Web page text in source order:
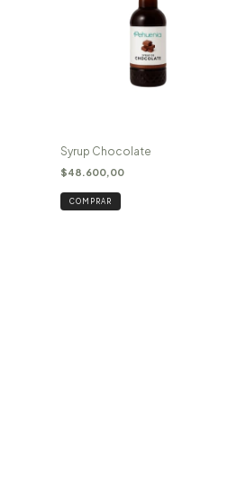
Syrup Chocolate
$48.600,00